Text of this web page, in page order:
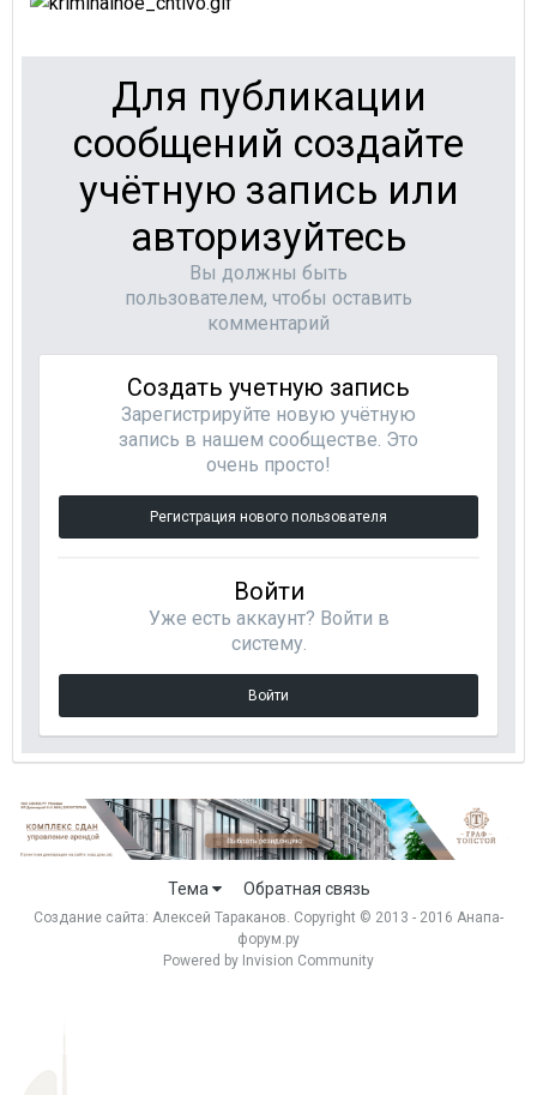
Для публикации
сообщений создайте
учётную запись или
авторизуйтесь
Вы должны быть
пользователем, чтобы оставить
комментарий
Создать учетную запись
Зарегистрируйте новую учётную
запись в нашем сообществе. Это
очень просто!
Регистрация нового пользователя
Войти
Уже есть аккаунт? Войти в
систему.
Войти
Тема Обратная связь
Создание сайта: Алексей Тараканов. Copyright © 2013 - 2016 Анапа-
форум.ру
Powered by Invision Community